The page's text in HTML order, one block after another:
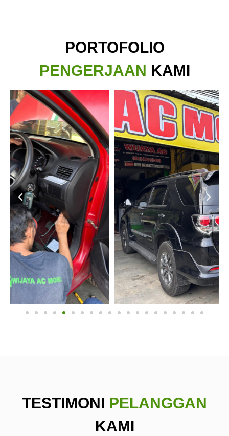
PORTOFOLIO
PENGERJAAN KAMI
TESTIMONI PELANGGAN
KAMI